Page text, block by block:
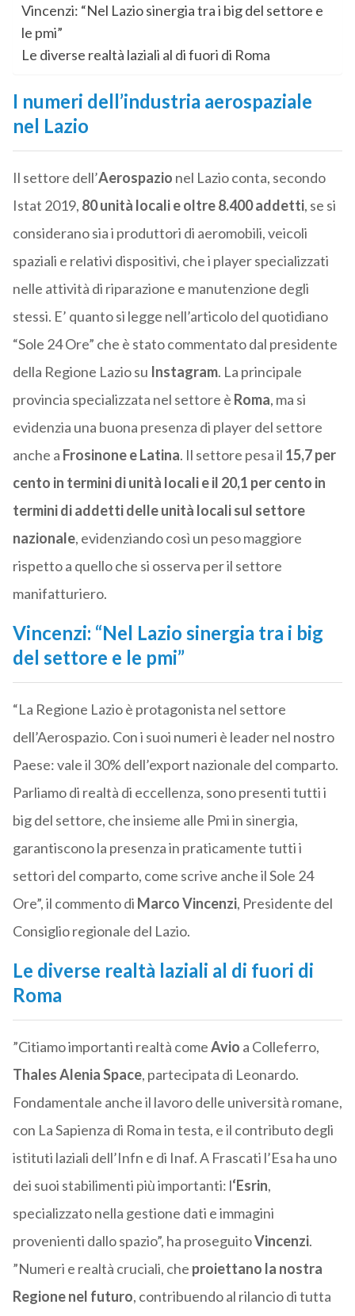
Vincenzi: “Nel Lazio sinergia tra i big del settore e
le pmi”
Le diverse realtà laziali al di fuori di Roma
I numeri dell’industria aerospaziale
nel Lazio
Il settore dell’Aerospazio nel Lazio conta, secondo
Istat 2019, 80 unità locali e oltre 8.400 addetti, se si
considerano sia i produttori di aeromobili, veicoli
spaziali e relativi dispositivi, che i player specializzati
nelle attività di riparazione e manutenzione degli
stessi. E’ quanto si legge nell’articolo del quotidiano
“Sole 24 Ore” che è stato commentato dal presidente
della Regione Lazio su Instagram. La principale
provincia specializzata nel settore è Roma, ma si
evidenzia una buona presenza di player del settore
anche a Frosinone e Latina. Il settore pesa il 15,7 per
cento in termini di unità locali e il 20,1 per cento in
termini di addetti delle unità locali sul settore
nazionale, evidenziando così un peso maggiore
rispetto a quello che si osserva per il settore
manifatturiero.
Vincenzi: “Nel Lazio sinergia tra i big
del settore e le pmi”
“La Regione Lazio è protagonista nel settore
dell’Aerospazio. Con i suoi numeri è leader nel nostro
Paese: vale il 30% dell’export nazionale del comparto.
Parliamo di realtà di eccellenza, sono presenti tutti i
big del settore, che insieme alle Pmi in sinergia,
garantiscono la presenza in praticamente tutti i
settori del comparto, come scrive anche il Sole 24
Ore”, il commento di Marco Vincenzi, Presidente del
Consiglio regionale del Lazio.
Le diverse realtà laziali al di fuori di
Roma
”Citiamo importanti realtà comeAvio a Colleferro,
Thales Alenia Space, partecipata di Leonardo.
Fondamentale anche il lavoro delle università romane,
con La Sapienza di Roma in testa, e il contributo degli
istituti laziali dell’Infn e di Inaf. A Frascati l’Esa ha uno
dei suoi stabilimenti più importanti: l‘Esrin,
specializzato nella gestione dati e immagini
provenienti dallo spazio”, ha proseguitoVincenzi.
”Numeri e realtà cruciali, che proiettano la nostra
Regione nel futuro, contribuendo al rilancio di tutta